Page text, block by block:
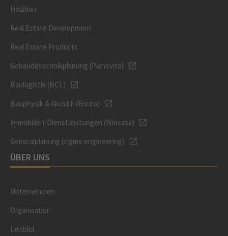
Holzbau
Real Estate Development
Real Estate Products
Gebäudetechnikplanung (Planovita)
Baulogistik (BCL)
Bauphysik & Akustik (Encira)
Immobilien-Dienstleistungen (Wincasa)
Generalplanung (zigmo engineering)
ÜBER UNS
Unternehmen
Organisation
Leitbild